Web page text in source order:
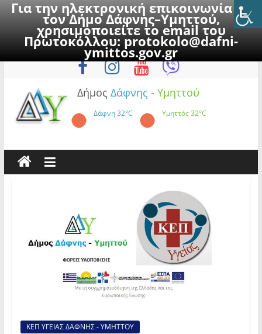
Για την ηλεκτρονική επικοινωνία με
τον Δήμο Δάφνης–Υμηττού,
χρησιμοποιείτε το email του
Πρωτοκόλλου:protokolo@dafni-
ymittos.gov.gr
to
Κυριακή, 9 Αυγούστου 2026
Δήμος Δάφνης - Υμηττού
Δάφνη32°C Υμηττός32°C
ΚΕΠ ΥΓΕΙΑΣ ΔΑΦΝΗΣ - ΥΜΗΤΤΟΥ